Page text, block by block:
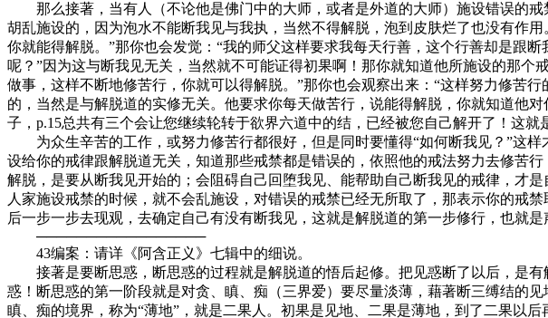
那么接著，当有人（不论他是佛门中的大师，或者是外道的大师）施设错误的戒
胡乱施设的，因为泡水不能断我见与我执，当然不得解脱，泡到皮肤烂了也没有作
你就能得解脱。”那你也会发觉：“我的师父这样要求我每天行善，这个行善却是跟
呢？”因为这与断我见无关，当然就不可能证得初果啊！那你就知道他所施设的那
做事，这样不断地修苦行，你就可以得解脱。”那你也会观察出来：“这样努力修苦
的，当然是与解脱道的实修无关。他要求你每天做苦行，说能得解脱，你就知道他
子，p.15总共有三个会让您继续轮转于欲界六道中的结，已经被您自己解开了！这就
为众生辛苦的工作，或努力修苦行都很好，但是同时要懂得“如何断我见？”这样
设给你的戒律跟解脱道无关，知道那些戒禁都是错误的，依照他的戒法努力去修苦
解脱，是要从断我见开始的；会阻碍自己回堕我见、能帮助自己断我见的戒律，才
人家施设戒禁的时候，就不会乱施设，对错误的戒禁已经无所取了，那表示你的戒
后一步一步去现观，去确定自己有没有断我见，这就是解脱道的第一步修行，也就
─────────────────
43编案：请详《阿含正义》七辑中的细说。
接著是要断思惑，断思惑的过程就是解脱道的悟后起修。把见惑断了以后，是有
惑！断思惑的第一阶段就是对贪、瞋、痴（三界爱）要尽量淡薄，藉著断三缚结的
瞋、痴的境界，称为“薄地”，就是二果人。初果是见地、二果是薄地，到了二果以